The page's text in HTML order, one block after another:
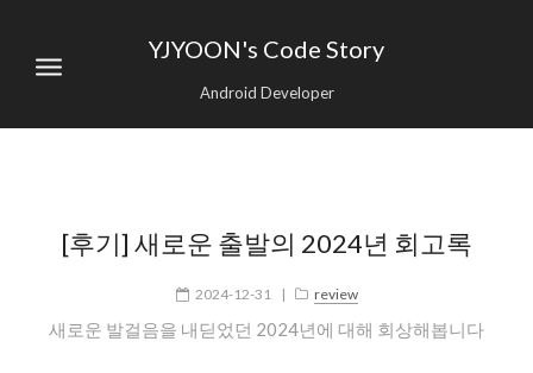
YJYOON's Code Story
Android Developer
[후기] 새로운 출발의 2024년 회고록
2024-12-31 | review
새로운 발걸음을 내딛었던 2024년에 대해 회상해봅니다